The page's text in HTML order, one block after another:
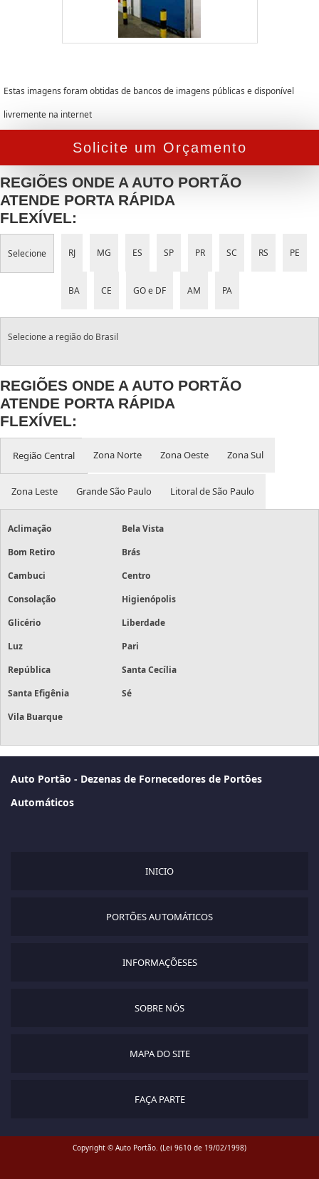
Estas imagens foram obtidas de bancos de imagens públicas e disponível
livremente na internet
Solicite um Orçamento
REGIÕES ONDE A AUTO PORTÃO
ATENDE PORTA RÁPIDA
FLEXÍVEL:
Selecione RJ MG ES SP PR SC RS PE
BA CE GO e DF AM PA
Selecione a região do Brasil
REGIÕES ONDE A AUTO PORTÃO
ATENDE PORTA RÁPIDA
FLEXÍVEL:
Região Central Zona Norte Zona Oeste Zona Sul
Zona Leste Grande São Paulo Litoral de São Paulo
Aclimação
Bela Vista
Bom Retiro
Brás
Cambuci
Centro
Consolação
Higienópolis
Glicério
Liberdade
Luz
Pari
República
Santa Cecília
Santa Efigênia
Sé
Vila Buarque
Auto Portão - Dezenas de Fornecedores de Portões
Automáticos
INICIO
PORTÕES AUTOMÁTICOS
INFORMAÇÕESES
SOBRE NÓS
MAPA DO SITE
FAÇA PARTE
Copyright © Auto Portão. (Lei 9610 de 19/02/1998)